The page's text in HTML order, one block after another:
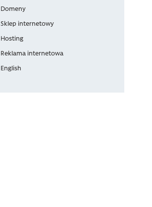
Domeny
Sklep internetowy
Hosting
Reklama internetowa
English